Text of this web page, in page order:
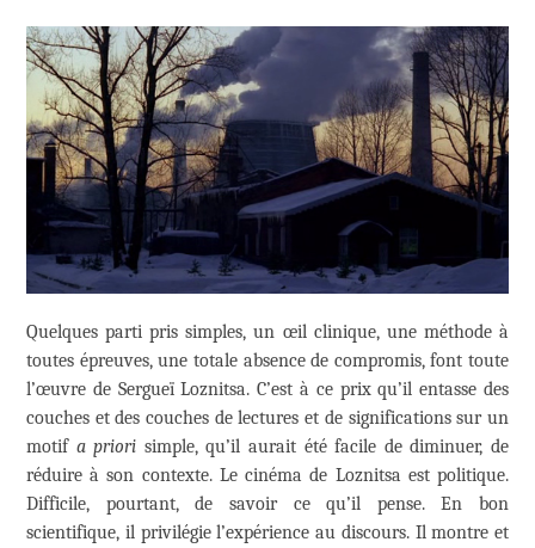
Quelques parti pris simples, un œil clinique, une méthode à
toutes épreuves, une totale absence de compromis, font toute
l’œuvre de Sergueï Loznitsa. C’est à ce prix qu’il entasse des
couches et des couches de lectures et de significations sur un
motif a priori simple, qu’il aurait été facile de diminuer, de
réduire à son contexte. Le cinéma de Loznitsa est politique.
Difficile, pourtant, de savoir ce qu’il pense. En bon
scientifique, il privilégie l’expérience au discours. Il montre et